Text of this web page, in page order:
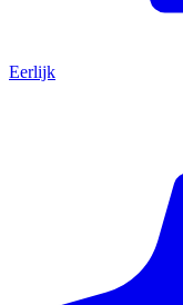
Eerlijk